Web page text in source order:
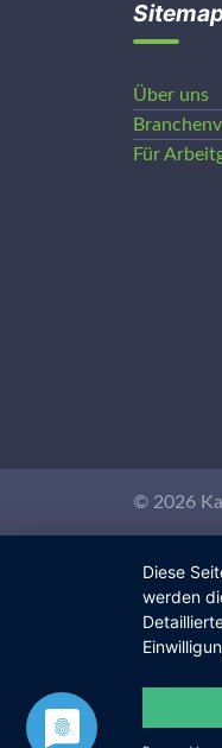
Über uns
Für
© 2026
Diese
werden